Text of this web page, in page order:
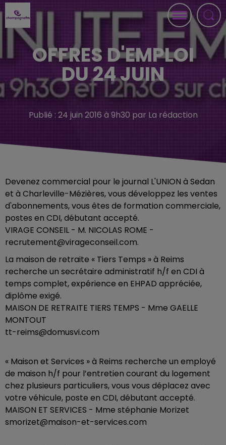
OFFRES D'EMPLOI
DU 24 JUIN
Publié : 24 juin 2016 à 9h30 par La rédaction
Devenez commercial pour le journal L'UNION à Sedan
et à Charleville-Mézières, vous développez les ventes
d'abonnements, vous êtes de formation commerciale,
postes en CDI, débutant accepté.
VIRAGE CONSEIL - M. NICOLAS ROME -
recrutement@virageconseil.com.
La maison de retraite « Tiers Temps » à Reims
recherche un secrétaire administratif h/f en CDI à
temps complet, expérience en EHPAD appréciée,
diplôme exigé.
MAISON DE RETRAITE TIERS TEMPS - Mme GAELLE
MONTOUT
tt-reims@domusvi.com
« Maison et Services » à Reims recherche un employé
de maison h/f pour l’entretien courant du logement
chez plusieurs particuliers, vous vous déplacez avec
votre véhicule, poste en CDI, débutant accepté.
MAISON ET SERVICES - Mme stéphanie Morizet
smorizet@maison-et-services.com